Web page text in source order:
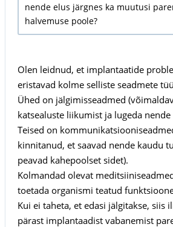
nende elus järgnes ka muutusi
halvemuse poole?
Olen leidnud, et implantaatide
eristavad kolme selliste seadmete
Ühed on jälgimisseadmed
katsealuste liikumist ja lugeda
Teised on
kinnitanud, et saavad nende kaudu
peavad kahepoolset sidet).
Kolmandad olevat
toetada organismi teatud
Kui ei taheta, et edasi jälgitakse, siis
pärast implantaadist vabanemist